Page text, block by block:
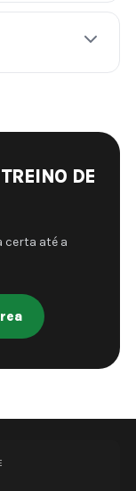
DE
certa até a